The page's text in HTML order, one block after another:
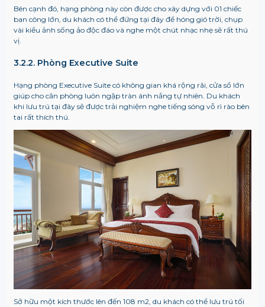
Bên cạnh đó, hạng phòng này còn được cho xây dựng với 01 chiếc
ban công lớn, du khách có thể đứng tại đây để hóng gió trời, chụp
vài kiểu ảnh sống ảo độc đáo và nghe một chút nhạc nhẹ sẽ rất thú
vị.
3.2.2. Phòng Executive Suite
Hạng phòng Executive Suite có không gian khá rộng rãi, cửa sổ lớn
giúp cho căn phòng luôn ngập tràn ánh nắng tự nhiên. Du khách
khi lưu trú tại đây sẽ được trải nghiệm nghe tiếng sóng vỗ rì rào bên
tai rất thích thú.
Sở hữu một kích thước lên đến 108 m2, du khách có thể lưu trú tối